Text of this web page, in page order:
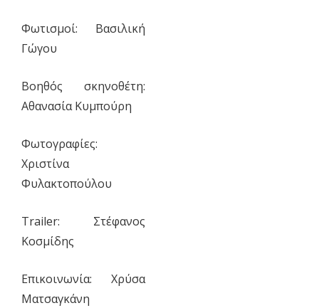
Φωτισμοί: Βασιλική
Γώγου
Βοηθός σκηνοθέτη:
Αθανασία Κυμπούρη
Φωτογραφίες:
Χριστίνα
Φυλακτοπούλου
Trailer: Στέφανος
Κοσμίδης
Επικοινωνία: Χρύσα
Ματσαγκάνη